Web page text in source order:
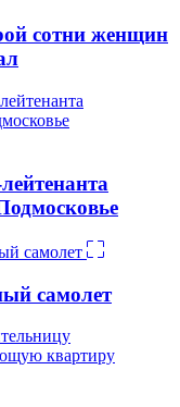
сотни женщин
самолет